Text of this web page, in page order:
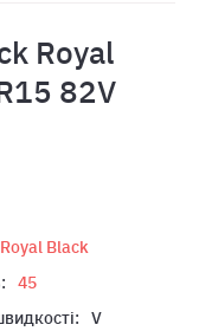
Royal
82V
Royal Black
45
V